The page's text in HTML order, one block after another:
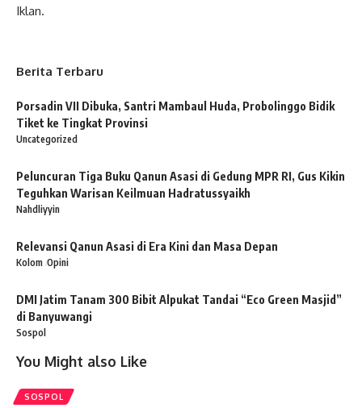
Iklan.
Berita Terbaru
Porsadin VII Dibuka, Santri Mambaul Huda, Probolinggo Bidik
Tiket ke Tingkat Provinsi
Uncategorized
Peluncuran Tiga Buku Qanun Asasi di Gedung MPR RI, Gus Kikin
Teguhkan Warisan Keilmuan Hadratussyaikh
Nahdliyyin
Relevansi Qanun Asasi di Era Kini dan Masa Depan
Kolom Opini
DMI Jatim Tanam 300 Bibit Alpukat Tandai “Eco Green Masjid”
di Banyuwangi
Sospol
You Might also Like
SOSPOL